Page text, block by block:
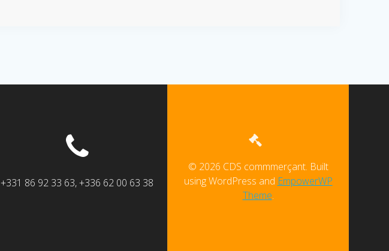
+331 86 92 33 63, +336 62 00 63 38
© 2026 CDS commmerçant. Built
using WordPress and EmpowerWP
Theme.